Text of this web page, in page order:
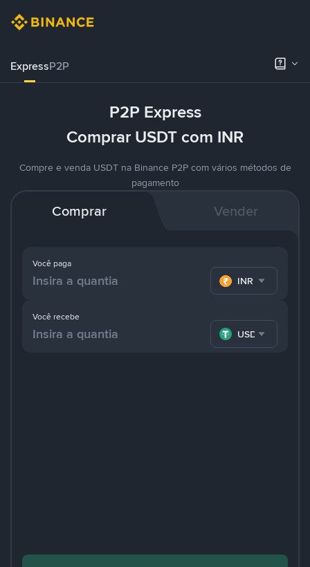
ExpressP2P
P2P Express
Comprar USDT com INR
Compre e venda USDT na Binance P2P com vários métodos de
pagamento
Comprar Vender
Você paga
INR
Você recebe
USDT